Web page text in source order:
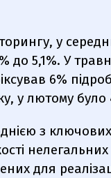
у
до 5,1%. У
6%
у лютому було
з
для